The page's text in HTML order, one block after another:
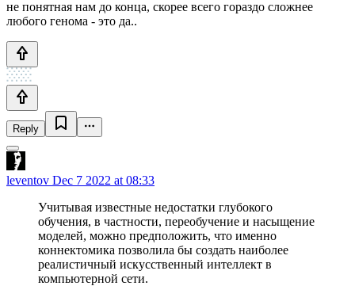
не понятная нам до конца, скорее всего гораздо сложнее
любого генома - это да..
Reply
leventov Dec 7 2022 at 08:33
Учитывая известные недостатки глубокого
обучения, в частности, переобучение и насыщение
моделей, можно предположить, что именно
коннектомика позволила бы создать наиболее
реалистичный искусственный интеллект в
компьютерной сети.